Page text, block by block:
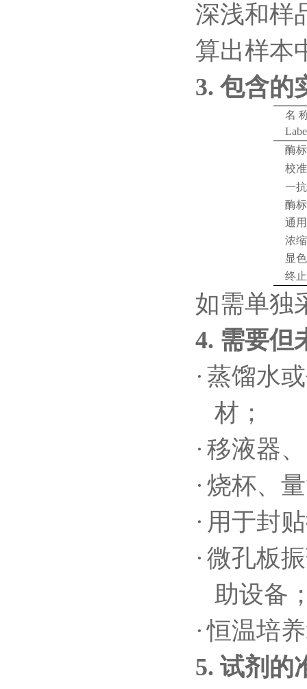
深浅和样
算出样本
3. 包含的
名
酶
校
一
酶
通用
浓
显
终
如需单独
4. 需要但
· 蒸馏水
材；
· 移液器
· 烧杯、
· 用于封
· 微孔板
助设备
· 恒温培
5. 试剂的